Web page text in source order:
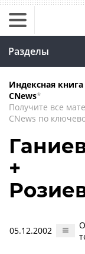
Разделы
Индексная книга
CNews*
Получите все
CNews по
+
05.12.2002